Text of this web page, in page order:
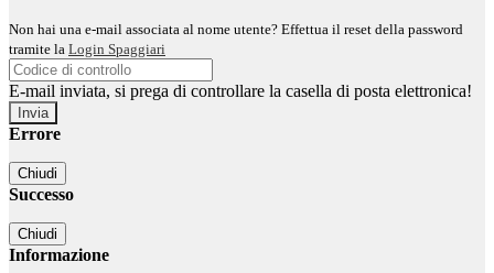
Non hai una e-mail associata al nome utente? Effettua il reset della password
tramite la Login Spaggiari
E-mail inviata, si prega di controllare la casella di posta elettronica!
Errore
Chiudi
Successo
Chiudi
Informazione